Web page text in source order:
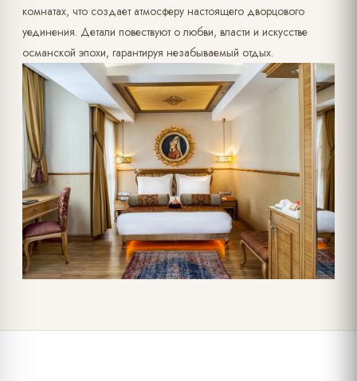
комнатах, что создает атмосферу настоящего дворцового
уединения. Детали повествуют о любви, власти и искусстве
османской эпохи, гарантируя незабываемый отдых.